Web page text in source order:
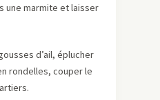
une marmite et laisser
d’ail, éplucher
rondelles, couper le